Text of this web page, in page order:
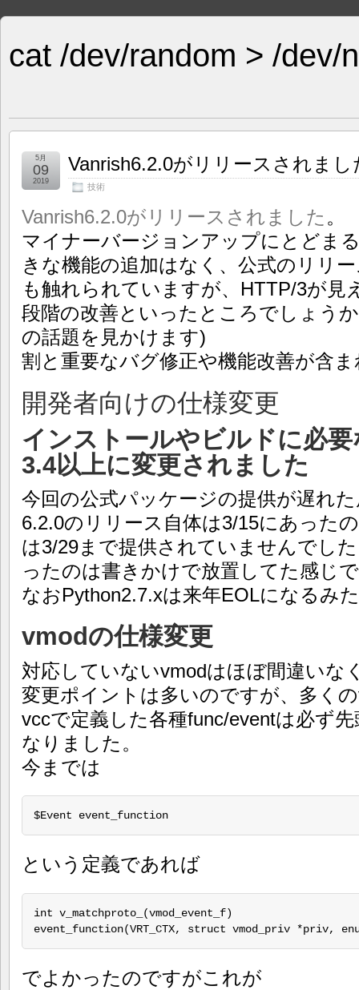
cat /dev/random > /dev/
Vanrish6.2.0がリリースされまし
技術
5月
09
2019
Vanrish6.2.0がリリースされました 。
マイナーバージョンアップにとどま
きな機能の追加はなく、公式のリリ
も触れられていますが、HTTP/3が見
段階の改善といったところでしょう
の話題を見かけます)
割と重要なバグ修正や機能改善が含
開発者向けの仕様変更
インストールやビルドに必
3.4以上に変更されました
今回の公式パッケージの提供が遅れ
6.2.0のリリース自体は3/15にあった
は3/29まで提供されていませんでし
ったのは書きかけで放置してた感じ
なおPython2.7.xは来年EOLになるみ
vmodの仕様変更
対応していないvmodはほぼ間違いな
変更ポイントは多いのですが、多く
vccで定義した各種func/eventは必ず
なりました。
今までは
$Event event_function
という定義であれば
int v_matchproto_(vmod_event_f)
event_function(VRT_CTX, struct vmod_priv *priv,
でよかったのですがこれが